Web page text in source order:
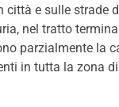
città e sulle strade
nel tratto
parzialmente la
in tutta la zona